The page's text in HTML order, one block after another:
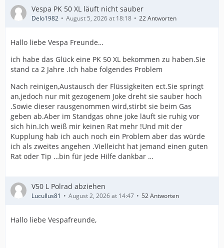
Vespa PK 50 XL läuft nicht sauber
Delo1982 August 5, 2026 at 18:18 22 Antworten
Hallo liebe Vespa Freunde…
ich habe das Glück eine PK 50 XL bekommen zu haben.Sie
stand ca 2 Jahre .Ich habe folgendes Problem
Nach reinigen,Austausch der Flüssigkeiten ect.Sie springt
an,jedoch nur mit gezogenem Joke dreht sie sauber hoch
.Sowie dieser rausgenommen wird,stirbt sie beim Gas
geben ab.Aber im Standgas ohne joke läuft sie ruhig vor
sich hin.Ich weiß mir keinen Rat mehr !Und mit der
Kupplung hab ich auch noch ein Problem aber das würde
ich als zweites angehen .Vielleicht hat jemand einen guten
Rat oder Tip …bin für jede Hilfe dankbar …
V50 L Polrad abziehen
Lucullus81 August 2, 2026 at 14:47 52 Antworten
Hallo liebe Vespafreunde,